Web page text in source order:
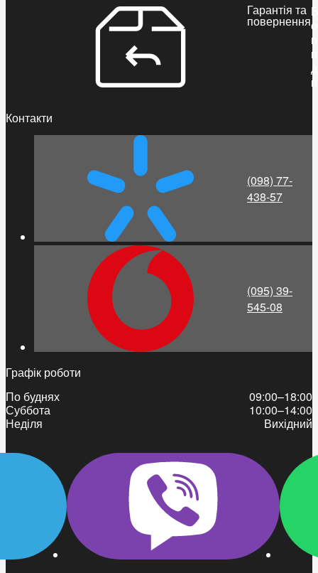
Гарантія та
повернення
Контакти
(098) 77-
438-57
(095) 39-
545-08
Графік роботи
По буднях
09:00–18:00
Суббота
10:00–14:00
Неділя
Вихідний